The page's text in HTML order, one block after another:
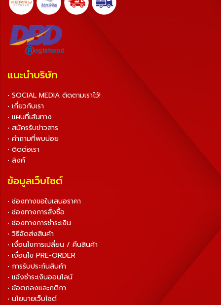
แนะนำบริษัท
• SOCIAL MEDIA ติดตามเราไว้!
• เกี่ยวกับเรา
• แผนที่เส้นทาง
• สมัครรับข่าวสาร
• คำถามที่พบบ่อย
• ติดต่อเรา
• ลิงค์
ข้อมูลเว็บไซต์
• ช่องทางขอใบเสนอราคา
• ช่องทางการสั่งซื้อ
• ช่องทางการชำระเงิน
• วิธีจัดส่งสินค้า
• เงื่อนไขการเปลี่ยน / คืนสินค้า
• เงื่อนไข PRE-ORDER
• การรับประกันสินค้า
• แจ้งชำระเงินออนไลน์
• ข้อตกลงและกติกา
• นโยบายเว็บไซต์